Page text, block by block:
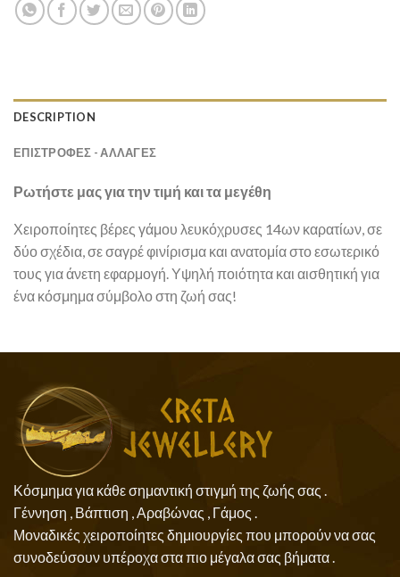
DESCRIPTION
ΕΠΙΣΤΡΟΦΕΣ - ΑΛΛΑΓΕΣ
Ρωτήστε μας για την τιμή και τα μεγέθη
Χειροποίητες βέρες γάμου λευκόχρυσες 14ων καρατίων, σε
δύο σχέδια, σε σαγρέ φινίρισμα και ανατομία στο εσωτερικό
τους για άνετη εφαρμογή. Υψηλή ποιότητα και αισθητική για
ένα κόσμημα σύμβολο στη ζωή σας!
Κόσμημα για κάθε σημαντική στιγμή της ζωής σας .
Γέννηση , Βάπτιση , Αραβώνας , Γάμος .
Μοναδικές χειροποίητες δημιουργίες που μπορούν να σας
συνοδεύσουν υπέροχα στα πιο μέγαλα σας βήματα .